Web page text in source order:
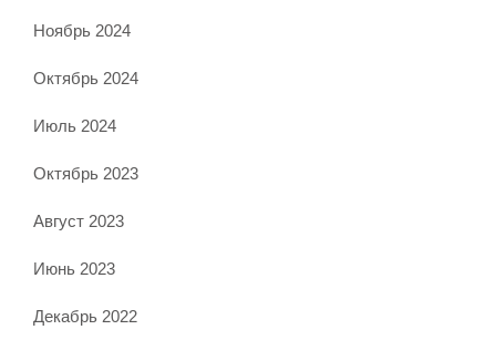
Ноябрь 2024
Октябрь 2024
Июль 2024
Октябрь 2023
Август 2023
Июнь 2023
Декабрь 2022